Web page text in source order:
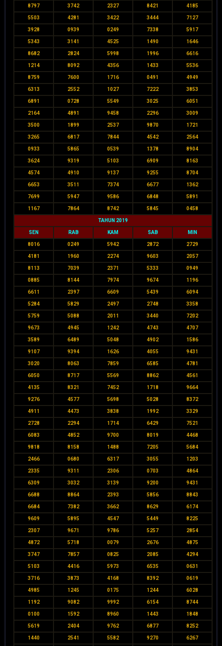
8797 3742 2327 8421 4185
5503 4281 3422 3444 7127
3928 0939 0249 7338 5917
5343 3141 4525 1490 1646
8682 2824 5998 1996 6616
1214 8092 4356 1433 5536
8759 7600 1716 0491 4949
6313 2552 1027 7222 3853
6891 0728 5549 3025 6051
2164 4891 9458 2296 3009
3500 1899 2537 9870 1721
3265 6817 7844 4542 2564
0933 5865 0539 1378 8904
3624 9319 5103 6909 8163
4574 4910 9137 9255 8704
6653 3511 7374 6677 1362
7699 5947 9586 6848 5891
1167 7864 8742 5845 0458
TAHUN 2019
SEN RAB KAM SAB MIN
8016 0249 5942 2872 2729
4181 1960 2274 9603 2057
8113 7039 2371 5333 0949
0885 8144 7974 9674 1196
6611 2397 6609 5439 6094
5284 5829 2497 2748 3358
5759 5088 2011 3440 7202
9673 4945 1242 4743 4707
3589 6489 5048 4902 1586
9107 9394 1626 4055 9431
3020 8063 7859 6585 4781
6050 8717 5569 8862 4561
4135 8321 7452 1718 9664
9276 4577 5698 5028 8372
4911 4473 3838 1992 3329
2728 2294 1714 6429 7521
6083 4852 9700 8019 4468
9818 8158 1488 7205 5684
2466 0680 6317 3055 1203
2335 9311 2306 0703 4864
6309 3032 3139 9200 9431
6688 8864 2393 5856 8843
6684 7382 3662 8629 6174
9609 5895 4547 5449 8225
2307 9671 9786 5257 2854
4872 5718 0079 2676 4875
3747 7857 0825 2085 4294
5103 4416 5973 6535 0631
3716 3873 4168 8392 0619
4985 1245 0175 1244 6028
1192 9082 9992 6154 8744
0100 1592 8960 1443 1848
5619 2404 9762 6877 8252
1440 2541 5582 9270 6267